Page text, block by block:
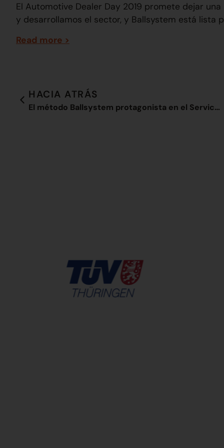
El Automotive Dealer Day 2019 promete dejar
y desarrollamos el sector, y Ballsystem está lista
Read more >
HACIA ATRÁS
El método Ballsystem protagonista en el Service Da